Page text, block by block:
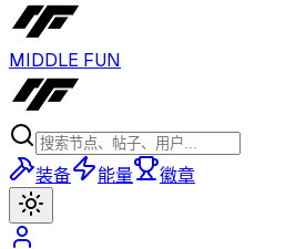
MIDDLE FUN
装备 能量 徽章